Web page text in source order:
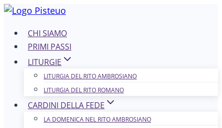
Salta
contenutoCHI SIAMO
PRIMI PASSI
LITURGIE
LITURGIA DEL RITO AMBROSIANO
LITURGIA DEL RITO ROMANO
CARDINI DELLA FEDE
LA DOMENICA NEL R​​​​​​ITO AMBROSIANO